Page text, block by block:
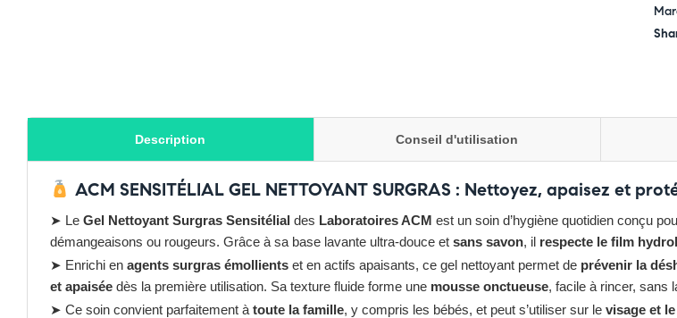
Description Conseil d'utilisation
ACM SENSITÉLIAL GEL NETTOYANT SURGRAS : Nettoyez, apaisez et
➤ Le Gel Nettoyant Surgras Sensitélial des Laboratoires ACM est un soin d’hygiène quotidien conçu
démangeaisons ou rougeurs. Grâce à sa base lavante ultra-douce et sans savon, il respecte le film
➤ Enrichi en agents surgras émollients et en actifs apaisants, ce gel nettoyant permet de prévenir la
et apaisée dès la première utilisation. Sa texture fluide forme une mousse onctueuse, facile à rincer, sans
➤ Ce soin convient parfaitement à toute la famille, y compris les bébés, et peut s’utiliser sur le visage et